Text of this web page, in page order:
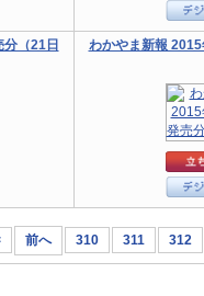
（21日
わかやま新報
前へ 310 311 312